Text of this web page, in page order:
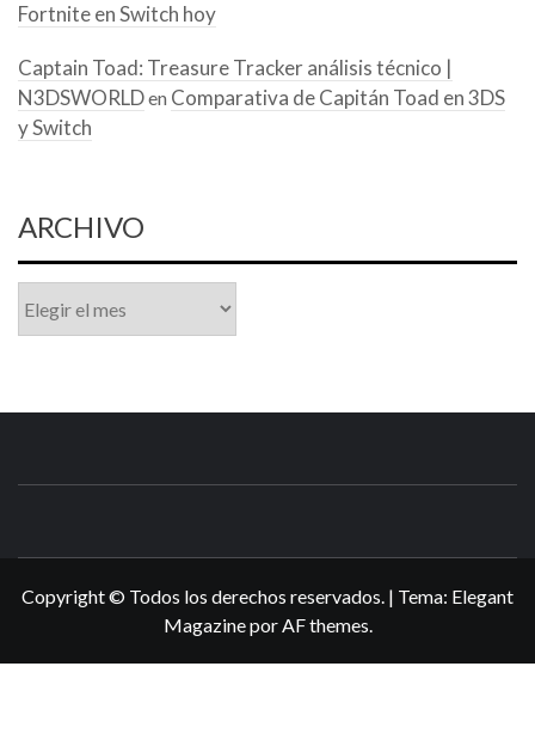
Fortnite en Switch hoy
Captain Toad: Treasure Tracker análisis técnico |
N3DSWORLDen Comparativa de Capitán Toad en 3DS
y Switch
ARCHIVO
Copyright © Todos los derechos reservados. | Tema: Elegant
MagazineporAF themes.